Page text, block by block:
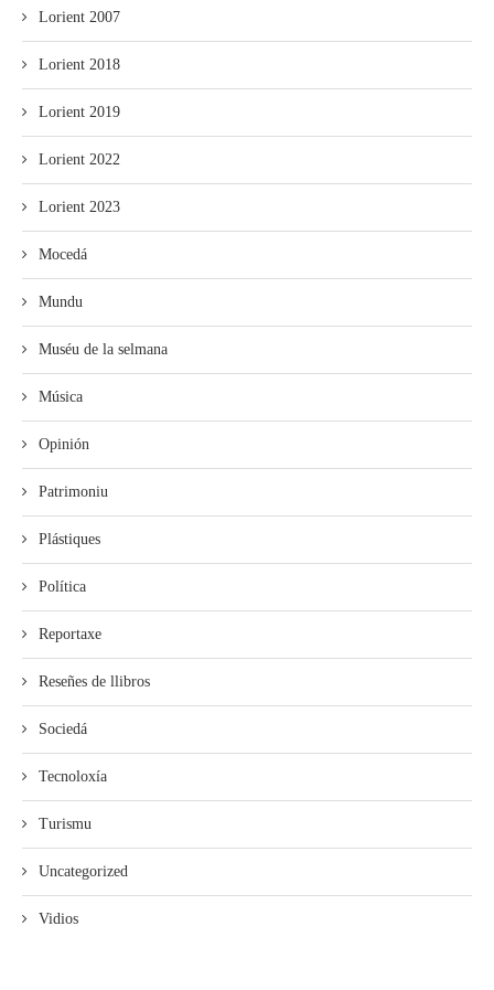
Lorient 2007
Lorient 2018
Lorient 2019
Lorient 2022
Lorient 2023
Mocedá
Mundu
Muséu de la selmana
Música
Opinión
Patrimoniu
Plástiques
Política
Reportaxe
Reseñes de llibros
Sociedá
Tecnoloxía
Turismu
Uncategorized
Vidios